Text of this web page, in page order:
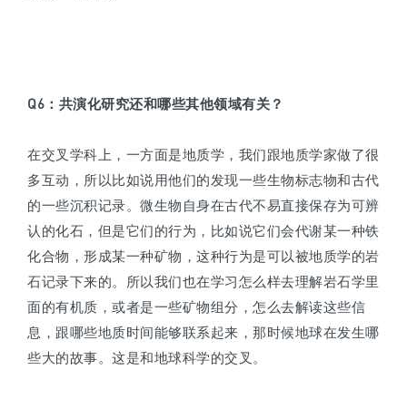
Q6 ： 共演化研究还和哪些其他领域有关？
在交叉学科上，一方面是地质学，我们跟地质学家做了很
多互动，所以比如说用他们的发现一些生物标志物和古代
的一些沉积记录。微生物自身在古代不易直接保存为可辨
认的化石，但是它们的行为，比如说它们会代谢某一种铁
化合物，形成某一种矿物，这种行为是可以被地质学的岩
石记录下来的。所以我们也在学习怎么样去理解岩石学里
面的有机质，或者是一些矿物组分，怎么去解读这些信
息，跟哪些地质时间能够联系起来，那时候地球在发生哪
些大的故事。这是和地球科学的交叉。